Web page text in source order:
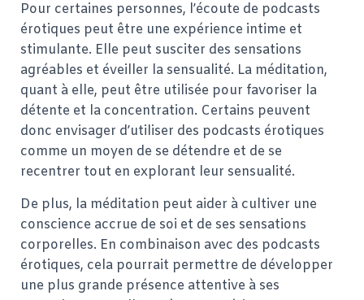
Pour certaines personnes, l’écoute de podcasts
érotiques peut être une expérience intime et
stimulante. Elle peut susciter des sensations
agréables et éveiller la sensualité. La méditation,
quant à elle, peut être utilisée pour favoriser la
détente et la concentration. Certains peuvent
donc envisager d’utiliser des podcasts érotiques
comme un moyen de se détendre et de se
recentrer tout en explorant leur sensualité.
De plus, la méditation peut aider à cultiver une
conscience accrue de soi et de ses sensations
corporelles. En combinaison avec des podcasts
érotiques, cela pourrait permettre de développer
une plus grande présence attentive à ses